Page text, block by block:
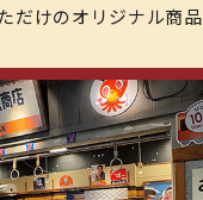
だけのオリジナル商品